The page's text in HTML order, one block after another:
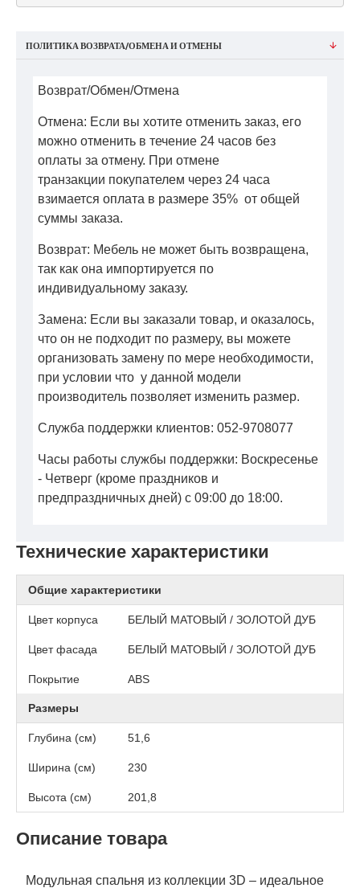
Технические характеристики
Общие характеристики
Цвет корпуса БЕЛЫЙ МАТОВЫЙ / ЗОЛОТОЙ ДУБ
Цвет фасада БЕЛЫЙ МАТОВЫЙ / ЗОЛОТОЙ ДУБ
Покрытие АВS
Размеры
Глубина (см) 51,6
Ширина (см) 230
Высота (см) 201,8
Описание товара
Модульная спальня из коллекции 3D – идеальное
ПОЛИТИКА ВОЗВРАТА/ОБМЕНА И ОТМЕНЫ
Возврат/Обмен/Отмена
Отмена: Если вы хотите отменить заказ, его
можно отменить в течение 24 часов без
оплаты за отмену. При отмене
транзакции покупателем через 24 часа
взимается оплата в размере 35% от общей
суммы заказа.
Возврат: Мебель не может быть возвращена,
так как она импортируется по
индивидуальному заказу.
Замена: Если вы заказали товар, и оказалось,
что он не подходит по размеру, вы можете
организовать замену по мере необходимости,
при условии что у данной модели
производитель позволяет изменить размер.
Служба поддержки клиентов: 052-9708077
Часы работы службы поддержки: Воскресенье
- Четверг (кроме праздников и
предпраздничных дней) с 09:00 до 18:00.